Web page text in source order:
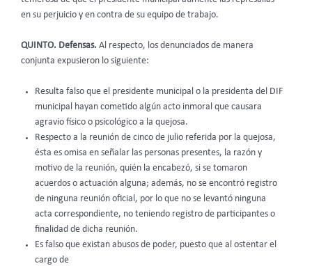
en su perjuicio y en contra de su equipo de trabajo.
QUINTO. Defensas. Al respecto, los denunciados de manera
conjunta expusieron lo siguiente:
Resulta falso que el presidente municipal o la presidenta del DIF
municipal hayan cometido algún acto inmoral que causara
agravio físico o psicológico a la quejosa.
Respecto a la reunión de cinco de julio referida por la quejosa,
ésta es omisa en señalar las personas presentes, la razón y
motivo de la reunión, quién la encabezó, si se tomaron
acuerdos o actuación alguna; además, no se encontró registro
de ninguna reunión oficial, por lo que no se levantó ninguna
acta correspondiente, no teniendo registro de participantes o
finalidad de dicha reunión.
Es falso que existan abusos de poder, puesto que al ostentar el
cargo de